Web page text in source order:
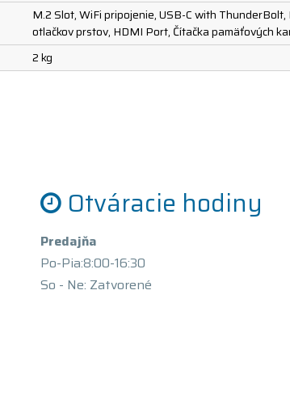
M.2 Slot, WiFi pripojenie, USB-C with
otlačkov prstov, HDMI Port, Čítačka pamäťových
2 kg
Otváracie hodiny
Predajňa
Po-Pia:8:00-16:30
So - Ne: Zatvorené